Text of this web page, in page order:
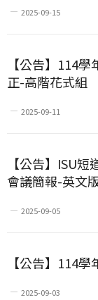
2025-09-15
【公告】114
正-高階花式組
2025-09-11
【公告】ISU
會議簡報-英文
2025-09-05
【公告】114
2025-09-03